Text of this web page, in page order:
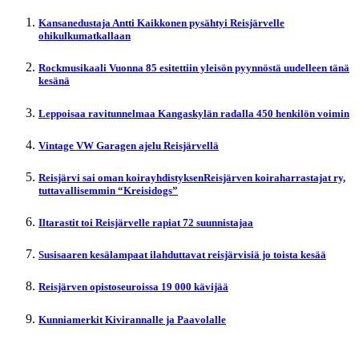
Kansanedustaja Antti Kaikkonen pysähtyi Reisjärvelle
ohikulkumatkallaan
Rockmusikaali Vuonna 85 esitettiin yleisön pyynnöstä uudelleen tänä
kesänä
Leppoisaa ravitunnelmaa Kangaskylän radalla 450 henkilön voimin
Vintage VW Garagen ajelu Reisjärvellä
Reisjärvi sai oman koirayhdistyksenReisjärven koiraharrastajat ry,
tuttavallisemmin “Kreisidogs”
Iltarastit toi Reisjärvelle rapiat 72 suunnistajaa
Susisaaren kesälampaat ilahduttavat reisjärvisiä jo toista kesää
Reisjärven opistoseuroissa 19 000 kävijää
Kunniamerkit Kivirannalle ja Paavolalle